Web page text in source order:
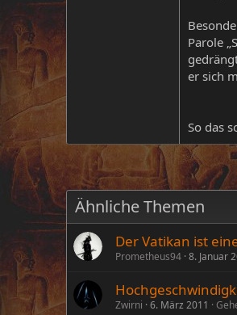
Parole
er sich
So das
Ähnliche Themen
Der Vatikan ist
Prometheus94 8. Januar
Zwirni 6. März 2011